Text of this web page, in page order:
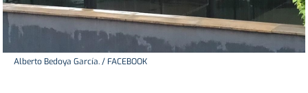
Alberto Bedoya García. / FACEBOOK